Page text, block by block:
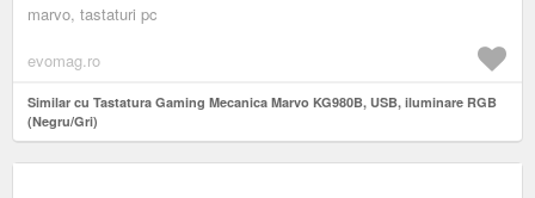
marvo, tastaturi pc
evomag.ro
Similar cu Tastatura Gaming Mecanica Marvo KG980B, USB, iluminare RGB
(Negru/Gri)